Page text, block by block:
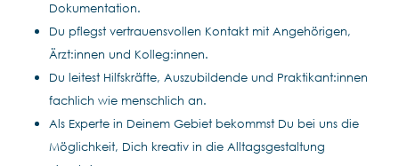
Dokumentation.
Du pflegst vertrauensvollen Kontakt mit Angehörigen,
Ärzt:innen und Kolleg:innen.
Du leitest Hilfskräfte, Auszubildende und Praktikant:innen
fachlich wie menschlich an.
Als Experte in Deinem Gebiet bekommst Du bei uns die
Möglichkeit, Dich kreativ in die Alltagsgestaltung